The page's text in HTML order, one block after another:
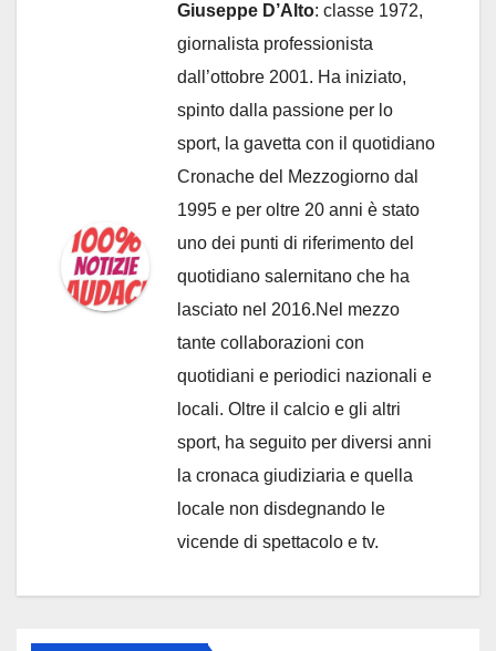
Giuseppe D’Alto: classe 1972,
giornalista professionista
dall’ottobre 2001. Ha iniziato,
spinto dalla passione per lo
sport, la gavetta con il quotidiano
Cronache del Mezzogiorno dal
1995 e per oltre 20 anni è stato
uno dei punti di riferimento del
quotidiano salernitano che ha
lasciato nel 2016.Nel mezzo
tante collaborazioni con
quotidiani e periodici nazionali e
locali. Oltre il calcio e gli altri
sport, ha seguito per diversi anni
la cronaca giudiziaria e quella
locale non disdegnando le
vicende di spettacolo e tv.